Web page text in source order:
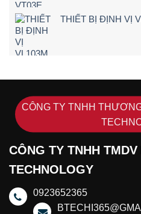
THIẾT BỊ ĐỊNH VỊ
CÔNG TY TNHH
CÔNG TY TNHH
TECHNOLOGY
0923652365